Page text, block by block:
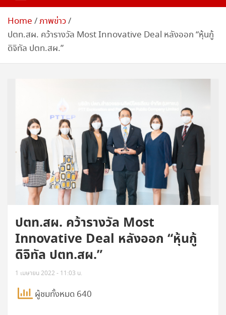
Home ภาพข่าว
ปตท.สผ. คว้ารางวัล Most Innovative Deal หลังออก “หุ้นกู้
ดิจิทัล ปตท.สผ.”
ปตท.สผ. คว้ารางวัล Most
Innovative Deal หลังออก “หุ้นกู้
ดิจิทัล ปตท.สผ.”
1 เมษายน 2022 - 11:03 น.
ผู้ชมทั้งหมด 640